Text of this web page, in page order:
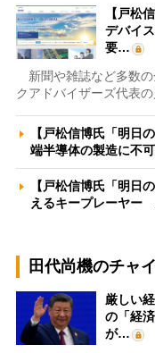
【戸松
デバイ
要…
新聞や雑誌など多数の
クアドバイザーズ代表
【戸松信博氏「明日
端半導体の製造に不
【戸松信博氏「明日
えるキープレーヤ
田代尚機のチャ
厳しい
の「経
が…